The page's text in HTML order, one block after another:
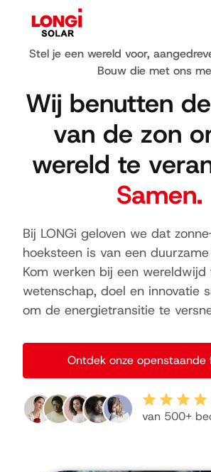
Stel je een wereld voor,
Bouw die met ons
Wij benutten
van de zon
wereld te
Samen.
Bij LONGi geloven we dat
hoeksteen is van een
Kom werken bij een
wetenschap, doel en innovatie
om de energietransitie te
Ontdek onze openstaande
van 500+